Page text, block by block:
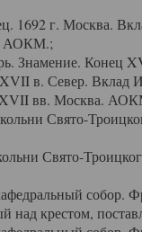
1692 г. Москва.
АОКМ.;
Знамение. Конец
в. Север. Вклад
вв. Москва.
Свято-
Свято-
собор.
над крестом,